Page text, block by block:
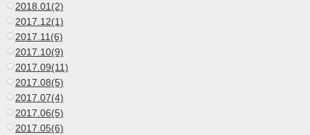
2018.01(2)
2017.12(1)
2017.11(6)
2017.10(9)
2017.09(11)
2017.08(5)
2017.07(4)
2017.06(5)
2017.05(6)